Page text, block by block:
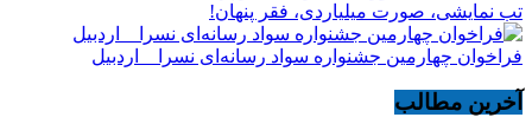
تب نمایشی، صورت میلیاردی، فقر پنهان!
فراخوان چهارمین جشنواره سواد رسانه‌ای نسرا _ اردبیل
آخرین مطالب